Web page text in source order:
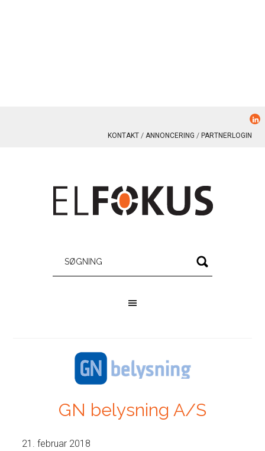
KONTAKT ANNONCERING PARTNERLOGIN
GN belysning A/S
21. februar 2018